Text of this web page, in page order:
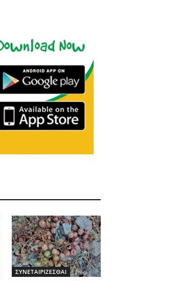
ΣΥΝΕΤΑΙΡΙΖΕΣΘΑΙ